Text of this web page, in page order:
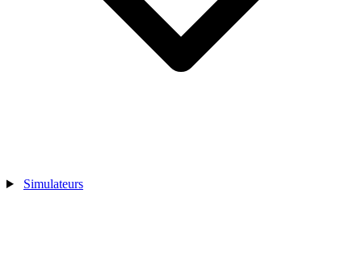
Simulateurs